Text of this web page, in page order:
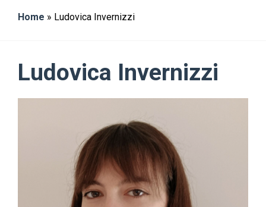
Home » Ludovica Invernizzi
Ludovica Invernizzi